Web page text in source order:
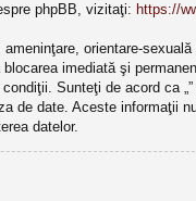
phpBB, vizitaţi: https://
orientare-
imediată şi
Sunteţi de acord
date. Aceste informaţii
datelor.